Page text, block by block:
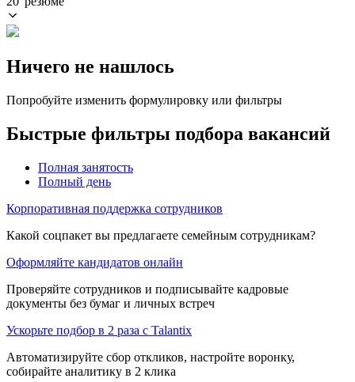
Ничего не нашлось
Попробуйте изменить формулировку или фильтры
Быстрые фильтры подбора вакансий
Полная занятость
Полный день
Корпоративная поддержка сотрудников
Какой соцпакет вы предлагаете семейным сотрудникам?
Оформляйте кандидатов онлайн
Проверяйте сотрудников и подписывайте кадровые
документы без бумаг и личных встреч
Ускорьте подбор в 2 раза с Talantix
Автоматизируйте сбор откликов, настройте воронку,
собирайте аналитику в 2 клика